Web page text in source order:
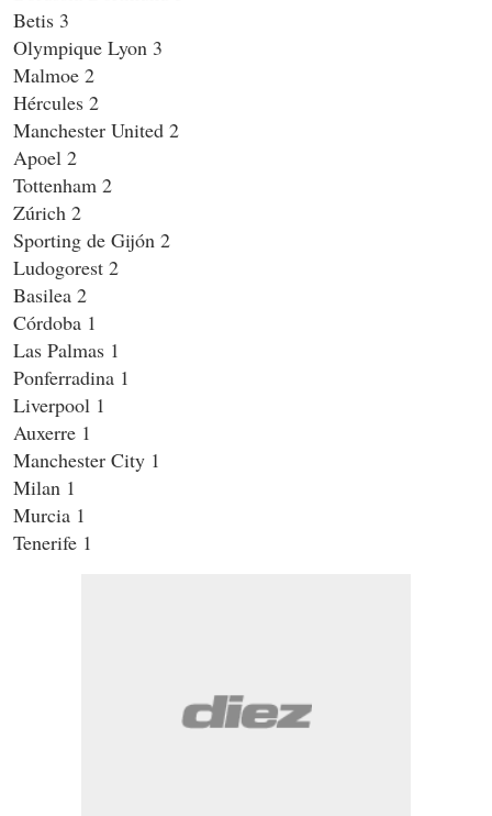
Betis 3
Olympique Lyon 3
Malmoe 2
Hércules 2
Manchester United 2
Apoel 2
Tottenham 2
Zúrich 2
Sporting de Gijón 2
Ludogorest 2
Basilea 2
Córdoba 1
Las Palmas 1
Ponferradina 1
Liverpool 1
Auxerre 1
Manchester City 1
Milan 1
Murcia 1
Tenerife 1